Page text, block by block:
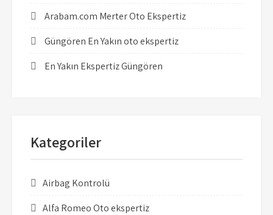
Arabam.com Merter Oto Ekspertiz
Güngören En Yakın oto ekspertiz
En Yakın Ekspertiz Güngören
Kategoriler
Airbag Kontrolü
Alfa Romeo Oto ekspertiz